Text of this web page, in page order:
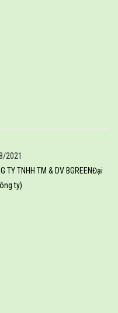
2021
TNHH TM & DV BGREENĐại
ty)